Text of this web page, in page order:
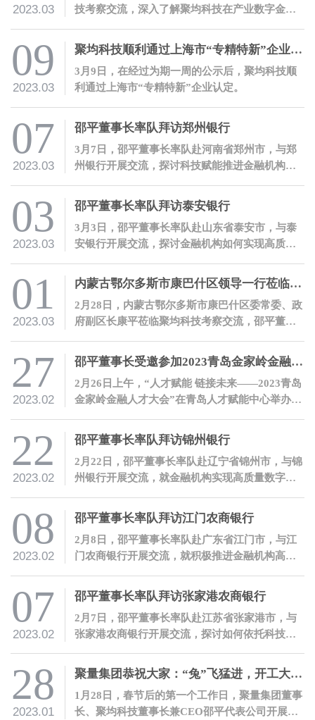
2023.03
技考察交流，深入了解聚均科技在产业数字金融
09
2023.03
聚均科技顺利通过上海市“专精特新”企业认定
3月9日，在经过为期一周的公示后，聚均科技顺
利通过上海市“专精特新”企业认定。
07
2023.03
邵平董事长率队拜访郑州银行
3月7日，邵平董事长率队赴河南省郑州市，与郑
州银行开展交流，探讨科技赋能推进金融机构高
03
2023.03
邵平董事长率队拜访泰安银行
3月3日，邵平董事长率队赴山东省泰安市，与泰
安银行开展交流，探讨金融机构如何实现高质量
01
2023.03
内蒙古鄂尔多斯市康巴什区领导一行莅临聚均科技考察交流
2月28日，内蒙古鄂尔多斯市康巴什区委常委、政
府副区长康平莅临聚均科技考察交流，邵平董事
27
2023.02
邵平董事长受邀参加2023青岛金家岭金融人才大会并发表主题演讲
2月26日上午，“人才赋能 链接未来——2023青岛
金家岭金融人才大会”在青岛人才赋能中心举办。
邀参会，并发表讲话。
22
2023.02
邵平董事长率队拜访锦州银行
2月22日，邵平董事长率队赴辽宁省锦州市，与锦
州银行开展交流，就金融机构实现高质量数字化
08
2023.02
邵平董事长率队拜访江门农商银行
2月8日，邵平董事长率队赴广东省江门市，与江
门农商银行开展交流，就积极推进金融机构高质
07
2023.02
邵平董事长率队拜访张家港农商银行
2月7日，邵平董事长率队赴江苏省张家港市，与
张家港农商银行开展交流，探讨如何依托科技赋
28
2023.01
聚量集团恭祝大家：“兔”飞猛进，开工大吉！
1月28日，春节后的第一个工作日，聚量集团董事
长、聚均科技董事长兼CEO邵平代表公司开展开